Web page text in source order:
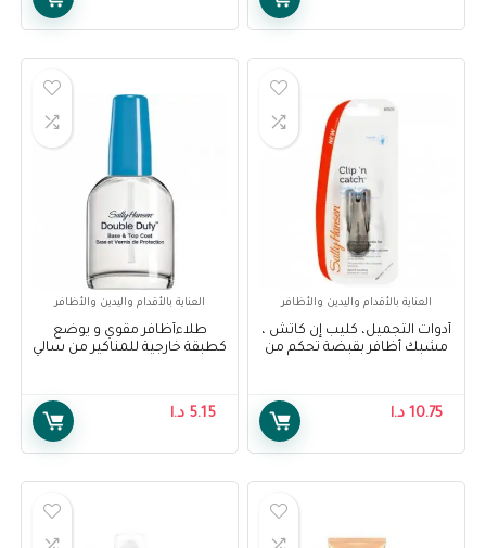
العناية بالأقدام واليدين والأظافر
أدوات التجميل، كليب إن كاتش ،
مشبك أظافر بقبضة تحكم من
Control Grip Nail Clip
W/Catcher
10.75 د.ا
العناية بالأقدام واليدين والأظافر
طلاءأظافر مقوي و يوضع
كطبقة خارجية للمناكير من سالي
5.15 د.ا